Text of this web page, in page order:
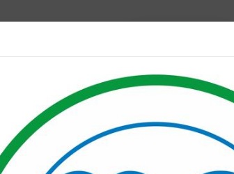
Unser Verein Mitgliederservice
Ehrung unserer Leichtathletik-Abteilung